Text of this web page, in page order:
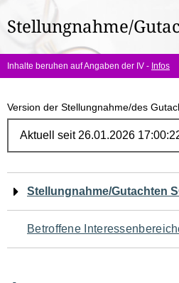
hier:
Stellungnahme/
Inhalte beruhen auf Angaben der IV - Infos
Version der Stellungnahme/des
Navigation
für
den
Seiteninhalt
Stellungnahme/Gutachten
Betroffene